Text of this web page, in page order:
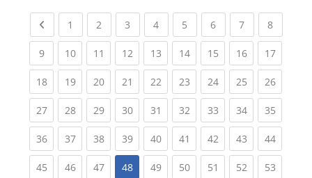
Previous page
1 (current)
2 (current)
3 (current)
4(current)
5 (current)
6(current)
7(current)
8(current)
9(current)
10(current)
11 (current)
12(current)
13(current)
14(current)
15(current)
16(current)
17
18(current)
19(current)
20(current)
21 (current)
22(current)
23(current)
24(current)
25(current)
26
27(current)
28(current)
29(current)
30(current)
31 (current)
32(current)
33(current)
34(current)
35
36(current)
37(current)
38(current)
39(current)
40(current)
41 (current)
42(current)
43(current)
44
45(current)
46(current)
47(current)
48 49(current)
50(current)
51 (current)
52(current)
53